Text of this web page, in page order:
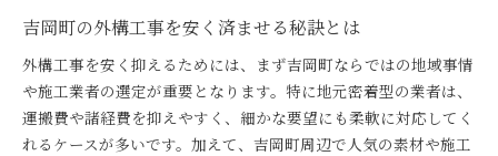
安くておしゃれな駐車場外構の施工ポイント
外構工事を50万円で安く抑えるプラン作成術
予算50万円で外構工事を安くおしゃれに仕上げる
方法
吉岡町の外構工事を安く済ませる秘訣とは
外構工事を安く抑えるためには、まず吉岡町ならではの地域事情
や施工業者の選定が重要となります。特に地元密着型の業者は、
運搬費や諸経費を抑えやすく、細かな要望にも柔軟に対応してく
れるケースが多いです。加えて、吉岡町周辺で人気の素材や施工